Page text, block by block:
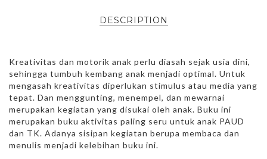
DESCRIPTION
Kreativitas dan motorik anak perlu diasah sejak usia dini,
sehingga tumbuh kembang anak menjadi optimal. Untuk
mengasah kreativitas diperlukan stimulus atau media yang
tepat. Dan menggunting, menempel, dan mewarnai
merupakan kegiatan yang disukai oleh anak. Buku ini
merupakan buku aktivitas paling seru untuk anak PAUD
dan TK. Adanya sisipan kegiatan berupa membaca dan
menulis menjadi kelebihan buku ini.